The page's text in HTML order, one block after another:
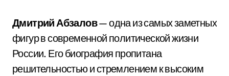
Дмитрий Абзалов— одна из самых заметных
фигур в современной политической жизни
России. Его биография пропитана
решительностью и стремлением к высоким